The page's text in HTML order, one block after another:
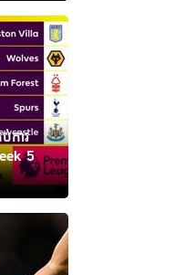
ការ
5